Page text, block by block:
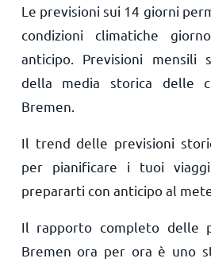
Le previsioni sui 14 giorni
condizioni climatiche
anticipo. Previsioni mensili
della media storica delle
Bremen.
Il trend delle previsioni
per pianificare i tuoi
prepararti con anticipo al
Il rapporto completo delle
Bremen ora per ora è uno